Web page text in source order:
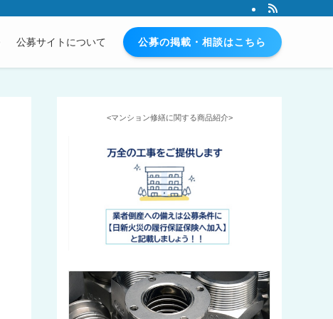
公募サイトについて 公募の掲載・相談はこちら
<マンション修繕に関する商品紹介>